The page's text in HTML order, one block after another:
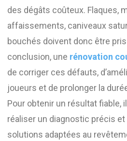
des dégâts coûteux. Flaques,
affaissements, caniveaux
bouchés doivent donc être
conclusion, une rénovation
de corriger ces défauts,
joueurs et de prolonger la
Pour obtenir un résultat fiable,
réaliser un diagnostic précis
solutions adaptées au